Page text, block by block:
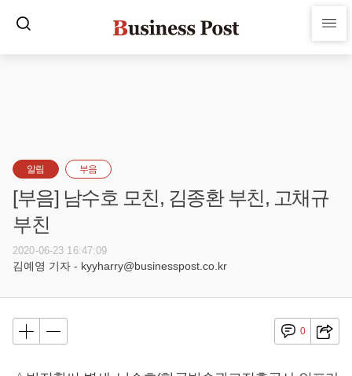
알림 부음
[부음] 남수호 모친, 김종환 부친, 고채규
부친
2020-06-23 16:47:09
김예영 기자 - kyyharry@businesspost.co.kr
0